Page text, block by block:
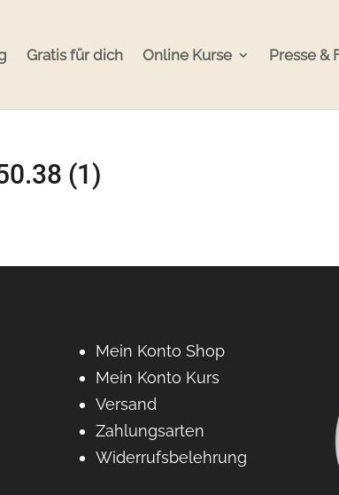
Gratis für dich Online Kurse Presse &
(1)
Mein Konto Shop
Mein Konto Kurs
Versand
Zahlungsarten
Widerrufsbelehrung